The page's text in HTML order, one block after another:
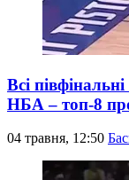
Всі
НБА – топ-8
04 травня, 12:50